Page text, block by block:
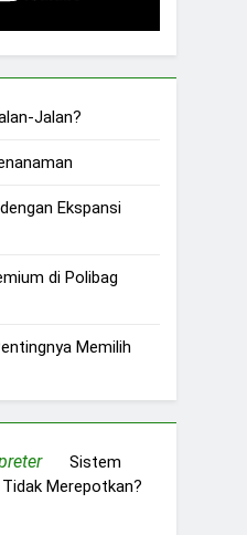
Jalan?
Ekspansi
di Polibag
Memilih
on Sistem
Merepotkan?